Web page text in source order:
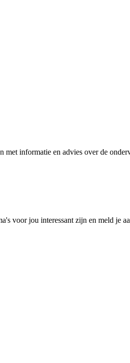
informatie en advies over de
voor jou interessant zijn en meld je